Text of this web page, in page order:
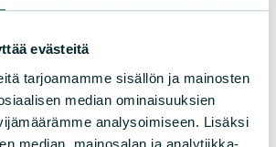
evästeitä
tarjoamamme sisällön ja mainosten
median ominaisuuksien
analysoimiseen. Lisäksi
median, mainosalan ja analytiikka-